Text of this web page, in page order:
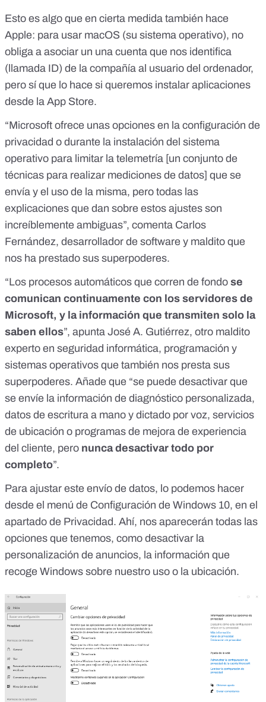
Esto es algo que en cierta medida también hace
Apple: para usar macOS (su sistema operativo), no
obliga a asociar un una cuenta que nos identifica
(llamada ID) de la compañía al usuario del ordenador,
pero sí que lo hace si queremos instalar aplicaciones
desde la App Store.
“Microsoft ofrece unas opciones en la configuración de
privacidad o durante la instalación del sistema
operativo para limitar la telemetría [un conjunto de
técnicas para realizar mediciones de datos] que se
envía y el uso de la misma, pero todas las
explicaciones que dan sobre estos ajustes son
increíblemente ambiguas”, comenta Carlos
Fernández, desarrollador de software y maldito que
nos ha prestado sus superpoderes.
“Los procesos automáticos que corren de fondo se
comunican continuamente con los servidores de
Microsoft, y la información que transmiten solo la
saben ellos”, apunta José A. Gutiérrez, otro maldito
experto en seguridad informática, programación y
sistemas operativos que también nos presta sus
superpoderes. Añade que “se puede desactivar que
se envíe la información de diagnóstico personalizada,
datos de escritura a mano y dictado por voz, servicios
de ubicación o programas de mejora de experiencia
del cliente, pero nunca desactivar todo por
completo”.
Para ajustar este envío de datos, lo podemos hacer
desde el menú de Configuración de Windows 10, en el
apartado de Privacidad. Ahí, nos aparecerán todas las
opciones que tenemos, como desactivar la
personalización de anuncios, la información que
recoge Windows sobre nuestro uso o la ubicación.